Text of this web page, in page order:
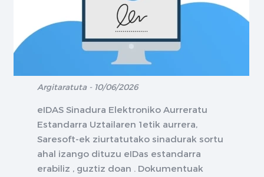
Argitaratuta - 10/06/2026
eIDAS Sinadura Elektroniko Aurreratu
Estandarra Uztailaren 1etik aurrera,
Saresoft-ek ziurtatutako sinadurak sortu
ahal izango dituzu eIDas estandarra
erabiliz , guztiz doan . Dokumentuak